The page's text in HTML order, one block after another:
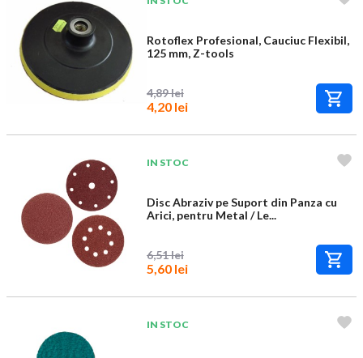
Rotoflex Profesional, Cauciuc Flexibil,
125 mm, Z-tools
4,89 lei
4,20 lei
IN STOC
Disc Abraziv pe Suport din Panza cu
Arici, pentru Metal / Le...
6,51 lei
5,60 lei
IN STOC